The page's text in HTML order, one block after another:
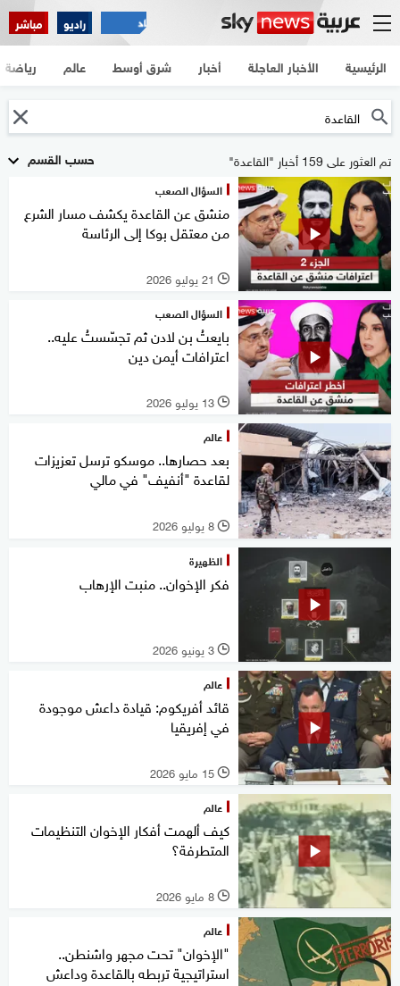
راديو مباشر
الرئيسية الأخبار العاجلة أخبار شرق أوسط عالم رياضة
حسب القسم تم العثور على 159 أخبار "القاعدة"
السؤال الصعب
منشق عن القاعدة يكشف مسار الشرع
من معتقل بوكا إلى الرئاسة
l 21 يوليو 2026
السؤال الصعب
بايعتُ بن لادن ثم تجسّستُ عليه..
اعترافات أيمن دين
l 13 يوليو 2026
عالم
بعد حصارها.. ‏موسكو ترسل تعزيزات
لقاعدة "أنفيف" في مالي
l 8 يوليو 2026
الظهيرة
فكر الإخوان.. منبت الإرهاب
l 3 يونيو 2026
عالم
قائد أفريكوم: قيادة داعش موجودة
في إفريقيا
l 15 مايو 2026
عالم
كيف ألهمت أفكار الإخوان التنظيمات
المتطرفة؟
l 8 مايو 2026
عالم
"الإخوان" تحت مجهر واشنطن..
استراتيجية تربطه بالقاعدة وداعش